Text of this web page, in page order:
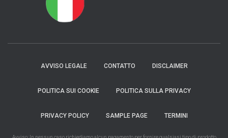
AVVISO LEGALE CONTATTO DISCLAIMER
POLITICA SUI COOKIE POLITICA SULLA PRIVACY
PRIVACY POLICY SAMPLE PAGE TERMINI